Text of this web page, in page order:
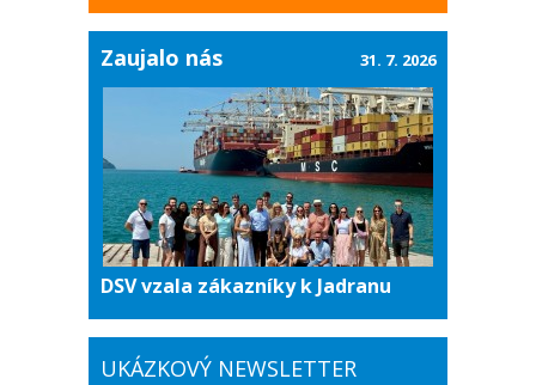
Zaujalo nás
DSV vzala zákazníky k Jadranu
31. 7. 2026
UKÁZKOVÝ NEWSLETTER